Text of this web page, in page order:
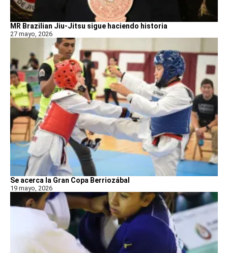
MR Brazilian Jiu-Jitsu sigue haciendo historia
27 mayo, 2026
Se acerca la Gran Copa Berriozábal
19 mayo, 2026